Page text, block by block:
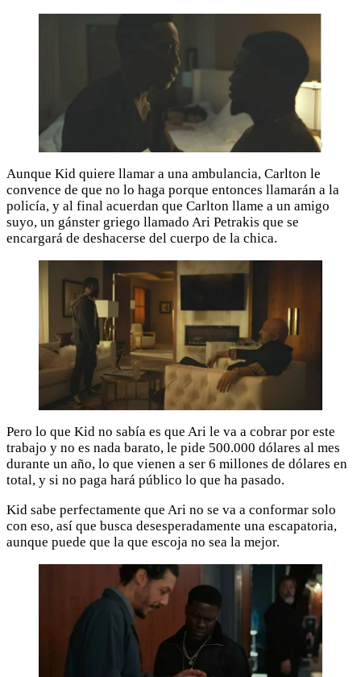
Aunque Kid quiere llamar a una ambulancia, Carlton le
convence de que no lo haga porque entonces llamarán a la
policía, y al final acuerdan que Carlton llame a un amigo
suyo, un gánster griego llamado Ari Petrakis que se
encargará de deshacerse del cuerpo de la chica.
Pero lo que Kid no sabía es que Ari le va a cobrar por este
trabajo y no es nada barato, le pide 500.000 dólares al mes
durante un año, lo que vienen a ser 6 millones de dólares en
total, y si no paga hará público lo que ha pasado.
Kid sabe perfectamente que Ari no se va a conformar solo
con eso, así que busca desesperadamente una escapatoria,
aunque puede que la que escoja no sea la mejor.